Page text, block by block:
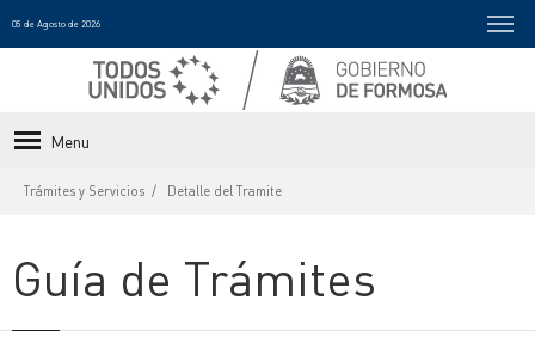
05 de Agosto de 2026
Menu
Trámites y Servicios Detalle del Tramite
Guía de Trámites